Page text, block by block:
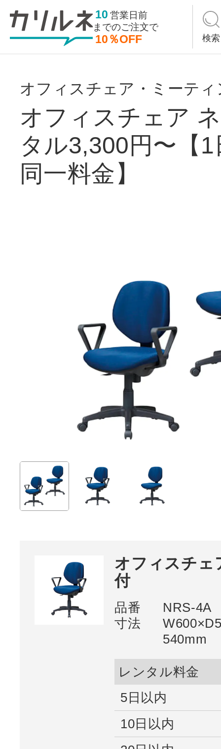
10 営業日前
までのご注文で
10％OFF 検索
オフィスチェア・ミーテ
オフィスチェア
タル3,300円〜【
同一料金】
オフィスチェ
付
品番
NRS-4A
寸法
540mm
レンタル料金
5日以内
10日以内